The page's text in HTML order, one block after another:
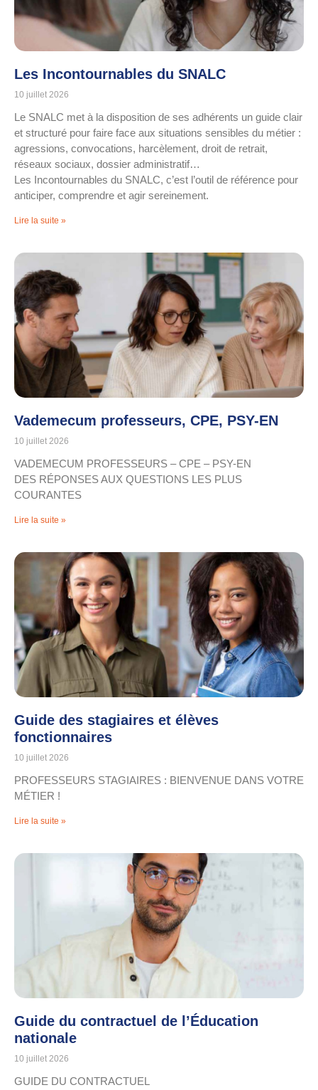
Les Incontournables du SNALC
10 juillet 2026
Le SNALC met à la disposition de ses adhérents un guide clair
et structuré pour faire face aux situations sensibles du métier :
agressions, convocations, harcèlement, droit de retrait,
réseaux sociaux, dossier administratif…
Les Incontournables du SNALC, c’est l’outil de référence pour
anticiper, comprendre et agir sereinement.
Lire la suite »
Vademecum professeurs, CPE, PSY-EN
10 juillet 2026
VADEMECUM PROFESSEURS – CPE – PSY-EN
DES RÉPONSES AUX QUESTIONS LES PLUS
COURANTES
Lire la suite »
Guide des stagiaires et élèves
fonctionnaires
10 juillet 2026
PROFESSEURS STAGIAIRES : BIENVENUE DANS VOTRE
MÉTIER !
Lire la suite »
Guide du contractuel de l’Éducation
nationale
10 juillet 2026
GUIDE DU CONTRACTUEL